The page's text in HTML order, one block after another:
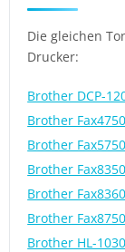
Die gleichen
Drucker:
Brother DCP-
Brother Fax4750
Brother Fax5750
Brother
Brother
Brother
Brother HL-1030